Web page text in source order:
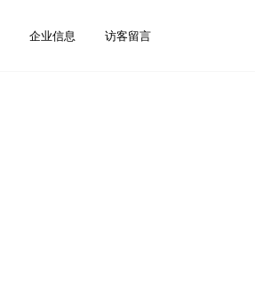
企业信息 访客留言